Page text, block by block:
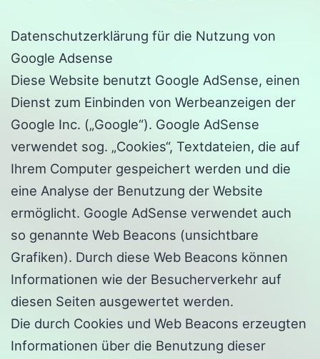
Datenschutzerklärung für die Nutzung von
Google Adsense
Diese Website benutzt Google AdSense, einen
Dienst zum Einbinden von Werbeanzeigen der
Google Inc. („Google“). Google AdSense
verwendet sog. „Cookies“, Textdateien, die auf
Ihrem Computer gespeichert werden und die
eine Analyse der Benutzung der Website
ermöglicht. Google AdSense verwendet auch
so genannte Web Beacons (unsichtbare
Grafiken). Durch diese Web Beacons können
Informationen wie der Besucherverkehr auf
diesen Seiten ausgewertet werden.
Die durch Cookies und Web Beacons erzeugten
Informationen über die Benutzung dieser